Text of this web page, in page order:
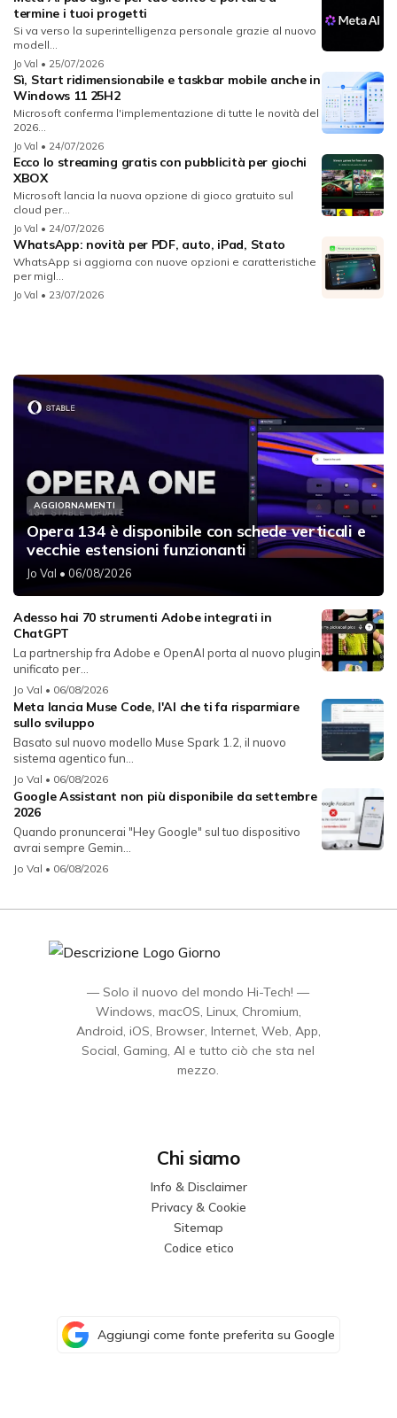
termine i tuoi progetti
Si va verso la superintelligenza personale grazie al nuovo
modell...
Jo Val • 25/07/2026
Sì, Start ridimensionabile e taskbar mobile anche in
Windows 11 25H2
Microsoft conferma l'implementazione di tutte le novità del
2026...
Jo Val • 24/07/2026
Ecco lo streaming gratis con pubblicità per giochi
XBOX
Microsoft lancia la nuova opzione di gioco gratuito sul
cloud per...
Jo Val • 24/07/2026
WhatsApp: novità per PDF, auto, iPad, Stato
WhatsApp si aggiorna con nuove opzioni e caratteristiche
per migl...
Jo Val • 23/07/2026
AGGIORNAMENTI
Opera 134 è disponibile con schede verticali e
vecchie estensioni funzionanti
Jo Val • 06/08/2026
Adesso hai 70 strumenti Adobe integrati in
ChatGPT
La partnership fra Adobe e OpenAI porta al nuovo plugin
unificato per...
Jo Val • 06/08/2026
Meta lancia Muse Code, l'AI che ti fa risparmiare
sullo sviluppo
Basato sul nuovo modello Muse Spark 1.2, il nuovo
sistema agentico fun...
Jo Val • 06/08/2026
Google Assistant non più disponibile da settembre
2026
Quando pronuncerai "Hey Google" sul tuo dispositivo
avrai sempre Gemin...
Jo Val • 06/08/2026
— Solo il nuovo del mondo Hi-Tech! —
Windows, macOS, Linux, Chromium,
Android, iOS, Browser, Internet, Web, App,
Social, Gaming, AI e tutto ciò che sta nel
mezzo.
Chi siamo
Info & Disclaimer
Privacy & Cookie
Sitemap
Codice etico
Aggiungi come fonte preferita su Google